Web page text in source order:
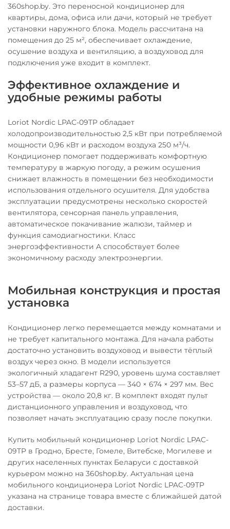
360shop.by. Это переносной кондиционер для
квартиры, дома, офиса или дачи, который не требует
установки наружного блока. Модель рассчитана на
помещения до 25 м², обеспечивает охлаждение,
осушение воздуха и вентиляцию, а воздуховод для
подключения уже входит в комплект.
Эффективное охлаждение и
удобные режимы работы
Loriot Nordic LPAC-09TP обладает
холодопроизводительностью 2,5 кВт при потребляемой
мощности 0,96 кВт и расходом воздуха 250 м³/ч.
Кондиционер помогает поддерживать комфортную
температуру в жаркую погоду, а режим осушения
снижает влажность в помещении без необходимости
использования отдельного осушителя. Для удобства
эксплуатации предусмотрены несколько скоростей
вентилятора, сенсорная панель управления,
автоматическое покачивание жалюзи, таймер и
функция самодиагностики. Класс
энергоэффективности A способствует более
экономичному расходу электроэнергии.
Мобильная конструкция и простая
установка
Кондиционер легко перемещается между комнатами и
не требует капитального монтажа. Для начала работы
достаточно установить воздуховод и вывести тёплый
воздух через окно. В модели используется
экологичный хладагент R290, уровень шума составляет
53–57 дБ, а размеры корпуса — 340 × 674 × 297 мм. Вес
устройства — около 20,8 кг. В комплект входят пульт
дистанционного управления и воздуховод, что
позволяет начать эксплуатацию сразу после покупки.
Купить мобильный кондиционер Loriot Nordic LPAC-
09TP в Гродно, Бресте, Гомеле, Витебске, Могилеве и
других населенных пунктах Беларуси с доставкой
курьером можно на 360shop.by. Актуальная цена
мобильного кондиционера Loriot Nordic LPAC-09TP
указана на странице товара вместе с ближайшей датой
доставки.